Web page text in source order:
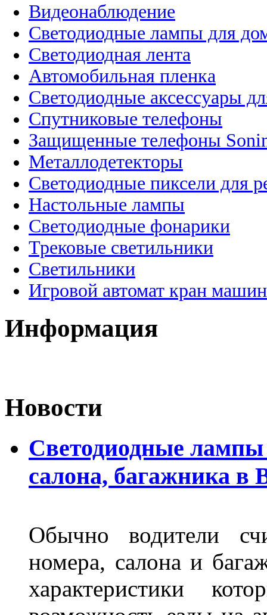
Видеонаблюдение
Светодиодные лампы для
Светодиодная лента
Автомобильная пленка
Светодиодные аксессуары
Спутниковые телефоны
Защищенные телефоны
Металлодетекторы
Светодиодные пиксели для
Настольные лампы
Светодиодные фонарики
Трековые светильники
Светильники
Игровой автомат кран
Информация
Новости
Светодиодные лампы
салона, багажника в
Обычно водители
номера, салона и
характеристики